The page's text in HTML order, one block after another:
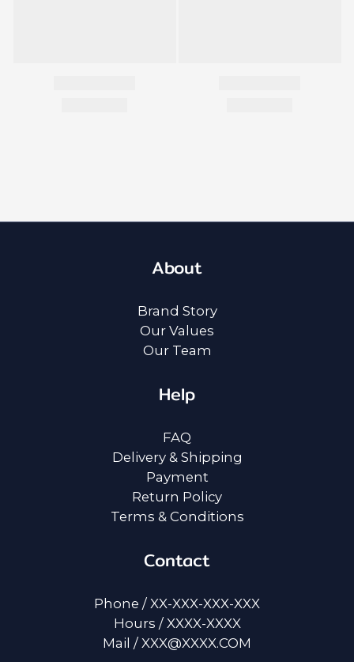
About
Brand Story
Our Values
Our Team
Help
FAQ
Delivery & Shipping
Payment
Return Policy
Terms & Conditions
Contact
Phone / XX-XXX-XXX-XXX
Hours / XXXX-XXXX
Mail / XXX@XXXX.COM